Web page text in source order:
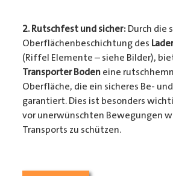
2. Rutschfest und sicher: Durch die
Oberflächenbeschichtung des
(Riffel Elemente – siehe Bilder),
Transporter Bodeneine
Oberfläche, die ein sicheres Be-
garantiert. Dies ist besonders
vor unerwünschten Bewegungen
Transports zu schützen.